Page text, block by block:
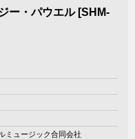
ー・パウエル [SHM-
ミュージック合同会社